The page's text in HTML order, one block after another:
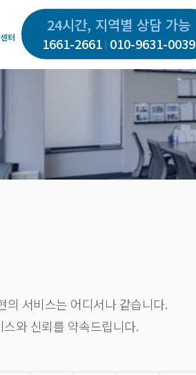
24시간, 지역별 상담 가능
1661-2661 010-9631-0039
의 서비스는 어디서나 같습니다.
와 신뢰를 약속드립니다.